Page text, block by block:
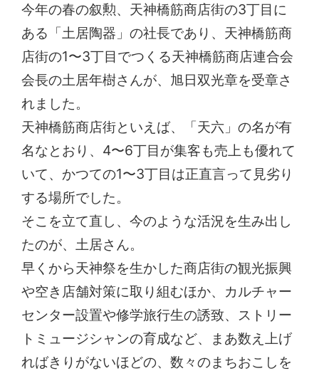
今年の春の叙勲、天神橋筋商店街の3丁目に
ある「土居陶器」の社長であり、天神橋筋商
店街の1〜3丁目でつくる天神橋筋商店連合会
会長の土居年樹さんが、旭日双光章を受章さ
れました。
天神橋筋商店街といえば、「天六」の名が有
名なとおり、4〜6丁目が集客も売上も優れて
いて、かつての1〜3丁目は正直言って見劣り
する場所でした。
そこを立て直し、今のような活況を生み出し
たのが、土居さん。
早くから天神祭を生かした商店街の観光振興
や空き店舗対策に取り組むほか、カルチャー
センター設置や修学旅行生の誘致、ストリー
トミュージシャンの育成など、まあ数え上げ
ればきりがないほどの、数々のまちおこしを